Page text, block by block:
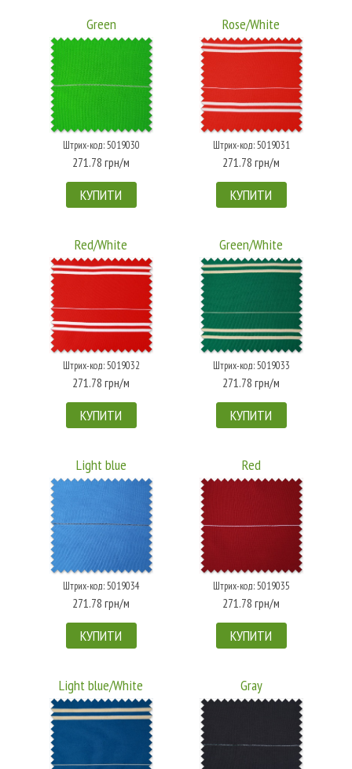
Green
Штрих-код: 5019030
271.78 грн/м
КУПИТИ
Rose/White
Штрих-код: 5019031
271.78 грн/м
КУПИТИ
Red/White
Штрих-код: 5019032
271.78 грн/м
КУПИТИ
Green/White
Штрих-код: 5019033
271.78 грн/м
КУПИТИ
Light blue
Штрих-код: 5019034
271.78 грн/м
КУПИТИ
Red
Штрих-код: 5019035
271.78 грн/м
КУПИТИ
Light blue/White Gray